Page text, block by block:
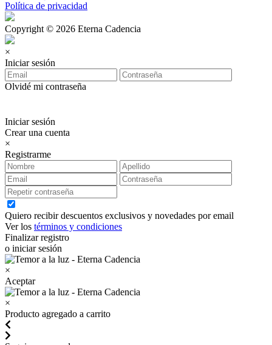
Política de privacidad
Copyright © 2026 Eterna Cadencia
×
Iniciar sesión
Olvidé mi contraseña
Iniciar sesión
Crear una cuenta
×
Registrarme
Quiero recibir descuentos exclusivos y novedades por email
Ver los términos y condiciones
Finalizar registro
o iniciar sesión
×
Aceptar
×
Producto agregado a carrito